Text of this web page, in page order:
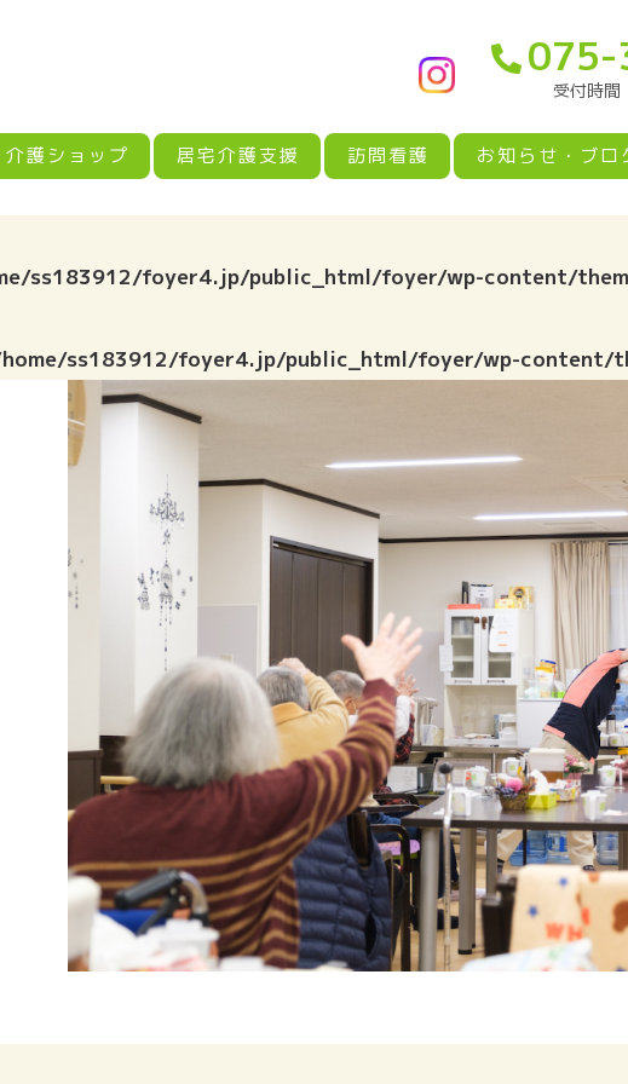
075-
受付時
介護ショップ 居宅介護支援 訪問看護 お知らせ・ブロ
ss183912/foyer4.jp/public_html/foyer/wp-content/
ss183912/foyer4.jp/public_html/foyer/wp-content/